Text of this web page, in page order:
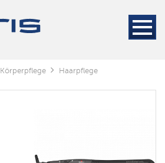
Körperpflege Haarpflege